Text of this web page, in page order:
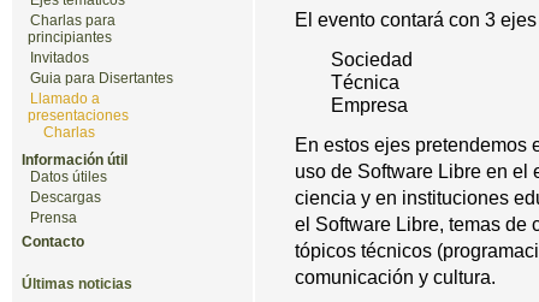
El evento contará con 3
Sociedad
Técnica
Empresa
En estos ejes pretendemos
uso de Software Libre en el
ciencia y en instituciones
el Software Libre, temas de
tópicos técnicos
comunicación y cultura.
Charlas para
principiantes
Invitados
Guia para Disertantes
Llamado a
presentaciones
Charlas
Información útil
Datos útiles
Descargas
Prensa
Contacto
Últimas noticias